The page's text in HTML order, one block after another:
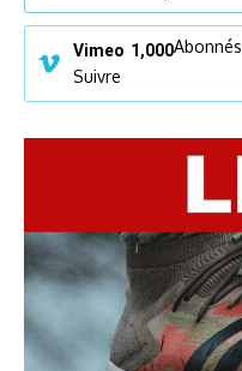
Vimeo 1,000Abonnés
Suivre